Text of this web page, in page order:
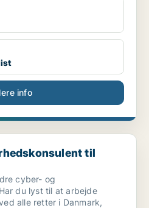
info
til [xxxxx]s sikke...
til
cyber- og
du lyst til at arbejde
alle retter i Danmark,